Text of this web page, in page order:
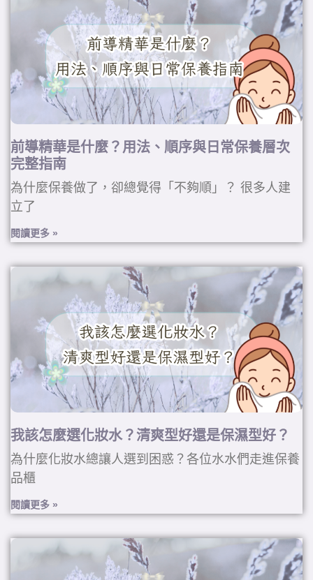
前導精華是什麼？用法、順序與日常保養層次
完整指南
為什麼保養做了，卻總覺得「不夠順」？ 很多人建
立了
閱讀更多 »
我該怎麼選化妝水？清爽型好還是保濕型好？
為什麼化妝水總讓人選到困惑？各位水水們走進保養
品櫃
閱讀更多 »